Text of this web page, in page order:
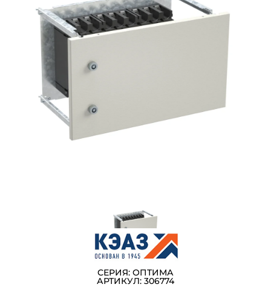
СЕРИЯ: ОПТИМА
АРТИКУЛ: 306774